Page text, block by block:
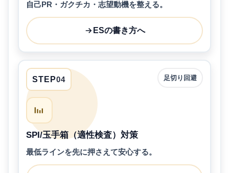
自己PR・ガクチカ・志望動機を整える。
ESの書き方へ
STEP04 足切り回避
SPI/玉手箱（適性検査）対策
最低ラインを先に押さえて安心する。